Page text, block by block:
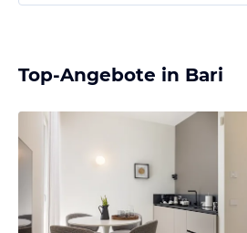
Top-Angebote in Bari